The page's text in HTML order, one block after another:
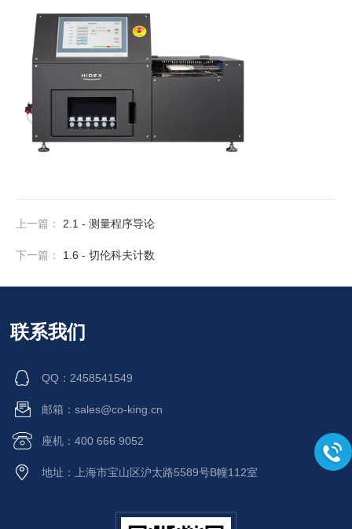
上一篇： 2.1 - 测量程序导论
下一篇： 1.6 - 切伦科夫计数
联系我们
QQ：2458541549
邮箱：sales@co-king.cn
座机：400 666 9052
地址：上海市宝山区沪太路5589号B幢112室